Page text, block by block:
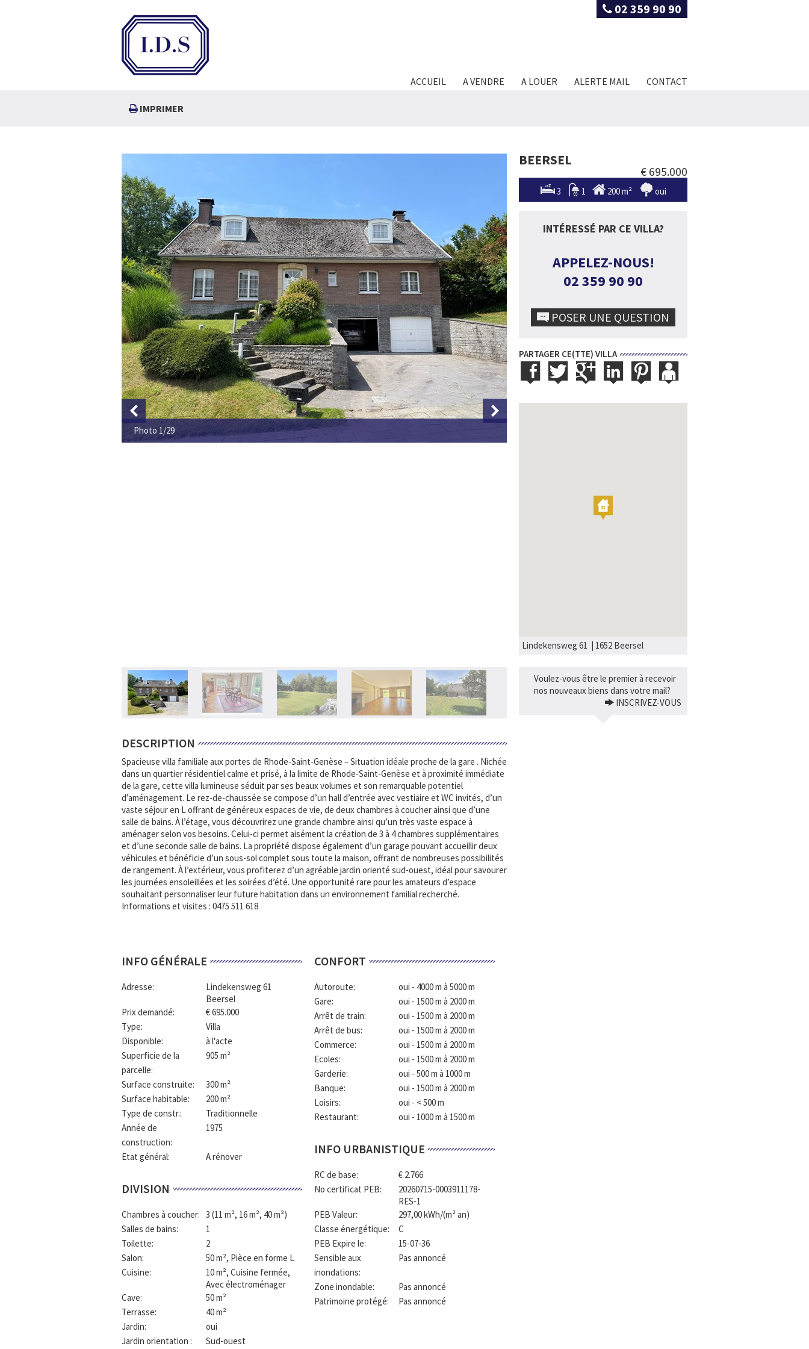
02 359 90 90
ACCUEIL A VENDRE A LOUER ALERTE MAIL CONTACT
IMPRIMER
BEERSEL
€ 695.000
3 1 200 m² oui
Photo 1/29
DESCRIPTION
Spacieuse villa familiale aux portes de Rhode-Saint-Genèse – Situation idéale proche de la gare . Nichée
dans un quartier résidentiel calme et prisé, à la limite de Rhode-Saint-Genèse et à proximité immédiate
de la gare, cette villa lumineuse séduit par ses beaux volumes et son remarquable potentiel
d’aménagement. Le rez-de-chaussée se compose d’un hall d’entrée avec vestiaire et WC invités, d’un
vaste séjour en L offrant de généreux espaces de vie, de deux chambres à coucher ainsi que d’une
salle de bains. À l’étage, vous découvrirez une grande chambre ainsi qu’un très vaste espace à
aménager selon vos besoins. Celui-ci permet aisément la création de 3 à 4 chambres supplémentaires
et d’une seconde salle de bains. La propriété dispose également d’un garage pouvant accueillir deux
véhicules et bénéficie d’un sous-sol complet sous toute la maison, offrant de nombreuses possibilités
de rangement. À l’extérieur, vous profiterez d’un agréable jardin orienté sud-ouest, idéal pour savourer
les journées ensoleillées et les soirées d’été. Une opportunité rare pour les amateurs d’espace
souhaitant personnaliser leur future habitation dans un environnement familial recherché.
Informations et visites : 0475 511 618
INFO GÉNÉRALE
Adresse:
Lindekensweg 61
Beersel
Prix demandé:
€ 695.000
Type:
Villa
Disponible:
à l'acte
Superficie de la
parcelle:
905 m²
Surface construite:
300 m²
Surface habitable:
200 m²
Type de constr.:
Traditionnelle
Année de
construction:
1975
Etat général: A rénover
DIVISION
Chambres à coucher: 3 (11 m², 16 m², 40 m²)
Salles de bains:
1
Toilette:
2
Salon:
50 m², Pièce en forme L
Cuisine:
10 m², Cuisine fermée,
Avec électroménager
Cave:
50 m²
Terrasse:
40 m²
Jardin:
oui
Jardin orientation :
Sud-ouest
CONFORT
Autoroute:
oui - 4000 m à 5000 m
Gare:
oui - 1500 m à 2000 m
Arrêt de train:
oui - 1500 m à 2000 m
Arrêt de bus:
oui - 1500 m à 2000 m
Commerce:
oui - 1500 m à 2000 m
Ecoles:
oui - 1500 m à 2000 m
Garderie:
oui - 500 m à 1000 m
Banque:
oui - 1500 m à 2000 m
Loisirs:
oui - < 500 m
Restaurant:
oui - 1000 m à 1500 m
INFO URBANISTIQUE
RC de base:
€ 2.766
No certificat PEB:
20260715-0003911178-
RES-1
PEB Valeur:
297,00 kWh/(m² an)
Classe énergétique:
C
PEB Expire le:
15-07-36
Sensible aux
inondations:
Pas annoncé
Zone inondable:
Pas annoncé
Patrimoine protégé:
Pas annoncé
INTÉRESSÉ PAR CE VILLA?
APPELEZ-NOUS!
02 359 90 90
POSER UNE QUESTION
PARTAGER CE(TTE) VILLA
Lindekensweg 61 | 1652 Beersel
Voulez-vous être le premier à recevoir
nos nouveaux biens dans votre mail?
INSCRIVEZ-VOUS